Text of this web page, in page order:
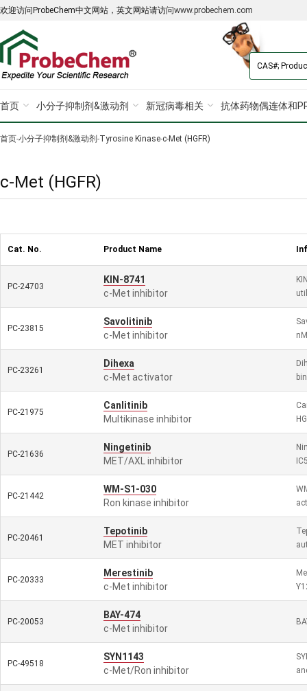
欢迎访问ProbeChem中文网站，英文网站请访问www.probechem.com
首页 小分子抑制剂&激动剂 新冠病毒相关 抗体药物偶连体和
首页-小分子抑制剂&激动剂 -Tyrosine Kinase-c-Met (HGFR)
c-Met (HGFR)
Cat. No. Product Name
PC-24703
KIN-8741
c-Met inhibitor
PC-23815
Savolitinib
c-Met inhibitor
PC-23261
Dihexa
c-Met activator
PC-21975
Canlitinib
Multikinase inhibitor
PC-21636
Ningetinib
MET/AXL inhibitor
PC-21442
WM-S1-030
Ron kinase inhibitor
PC-20461
Tepotinib
MET inhibitor
PC-20333
Merestinib
c-Met inhibitor
PC-20053
BAY-474
c-Met inhibitor
PC-49518
SYN1143
c-Met/Ron inhibitor